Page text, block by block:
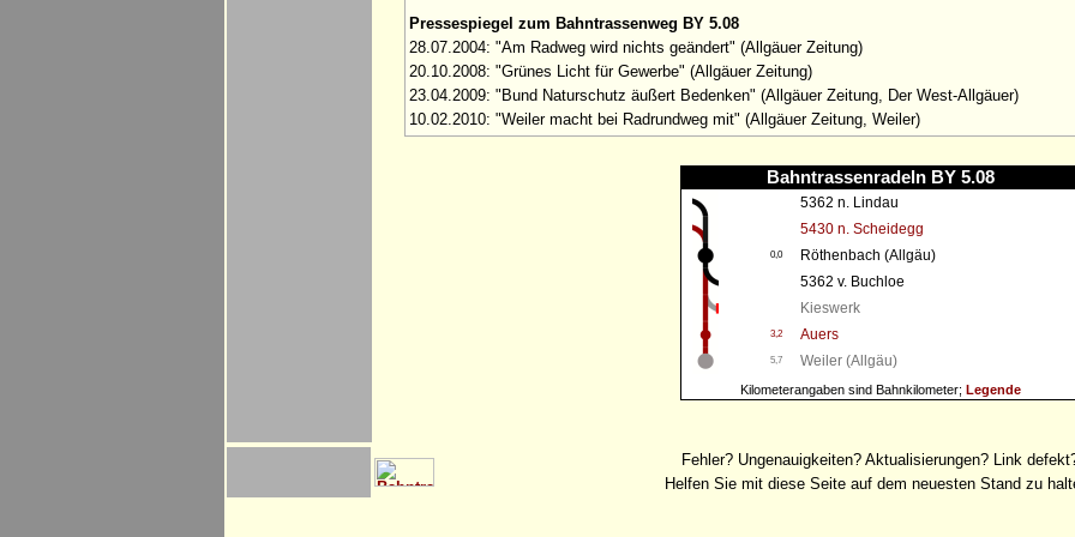
Pressespiegel zum Bahntrassenweg BY 5.08
28.07.2004: "Am Radweg wird nichts geändert" (Allgäuer Zeitung)
20.10.2008: "Grünes Licht für Gewerbe" (Allgäuer Zeitung)
23.04.2009: "Bund Naturschutz äußert Bedenken" (Allgäuer Zeitung, Der West-Allgäuer)
10.02.2010: "Weiler macht bei Radrundweg mit" (Allgäuer Zeitung, Weiler)
Bahntrassenradeln BY 5.08
5362 n. Lindau
5430 n. Scheidegg
0,0
Röthenbach (Allgäu)
5362 v. Buchloe
Kieswerk
3,2 Auers
5,7 Weiler (Allgäu)
Kilometerangaben sind Bahnkilometer; Legende
Fehler? Ungenauigkeiten? Aktualisierungen? Link
Helfen Sie mit diese Seite auf dem neuesten Stand zu